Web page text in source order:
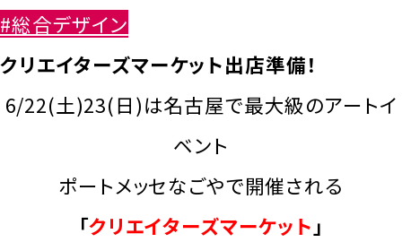
#総合デザイン
クリエイターズマーケット出店準備！
6/22(土)23(日)は名古屋で最大級のアートイ
ベント
ポートメッセなごやで開催される
「クリエイターズマーケット」